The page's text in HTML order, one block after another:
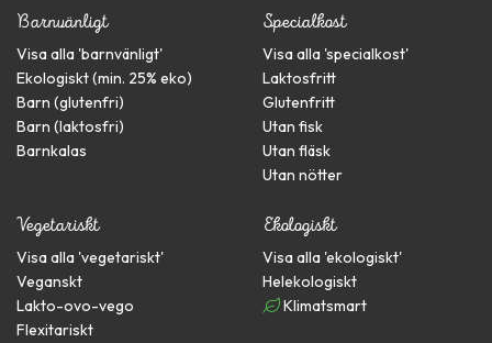
Barnvänligt
Visa alla 'barnvänligt'
Ekologiskt (min. 25% eko)
Barn (glutenfri)
Barn (laktosfri)
Barnkalas
Specialkost
Visa alla 'specialkost'
Laktosfritt
Glutenfritt
Utan fisk
Utan fläsk
Utan nötter
Vegetariskt
Visa alla 'vegetariskt'
Veganskt
Lakto-ovo-vego
Flexitariskt
Ekologiskt
Visa alla 'ekologiskt'
Helekologiskt
Klimatsmart